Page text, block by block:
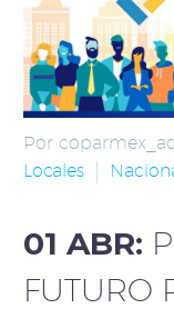
Por
Locales
01 ABR:
FUTURO